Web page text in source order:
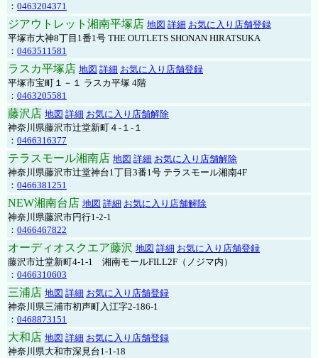
： 0463204371
ジアウトレット湘南平塚店 地図 詳細 お気に入り店舗登録
平塚市大神8丁目1番1号 THE OUTLETS SHONAN HIRATSUKA
： 0463511581
ラスカ平塚店 地図 詳細 お気に入り店舗登録
平塚市宝町１－１ ラスカ平塚 4階
： 0463205581
藤沢店 地図 詳細 お気に入り店舗解除
神奈川県藤沢市辻堂新町４-１-１
： 0466316377
テラスモール湘南店 地図 詳細 お気に入り店舗解除
神奈川県藤沢市辻堂神台1丁目3番1号 テラスモール湘南4F
： 0466381251
NEW湘南台店 地図 詳細 お気に入り店舗解除
神奈川県藤沢市円行1-2-1
： 0466467822
オーディオスクエア藤沢 地図 詳細 お気に入り店舗登録
藤沢市辻堂新町4-1-1 湘南モールFILL2F（ノジマ内）
： 0466310603
三浦店 地図 詳細 お気に入り店舗登録
神奈川県三浦市初声町入江字2-186-1
： 0468873151
大和店 地図 詳細 お気に入り店舗登録
神奈川県大和市深見台1-1-18